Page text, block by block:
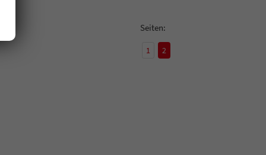
Seiten:
1 2